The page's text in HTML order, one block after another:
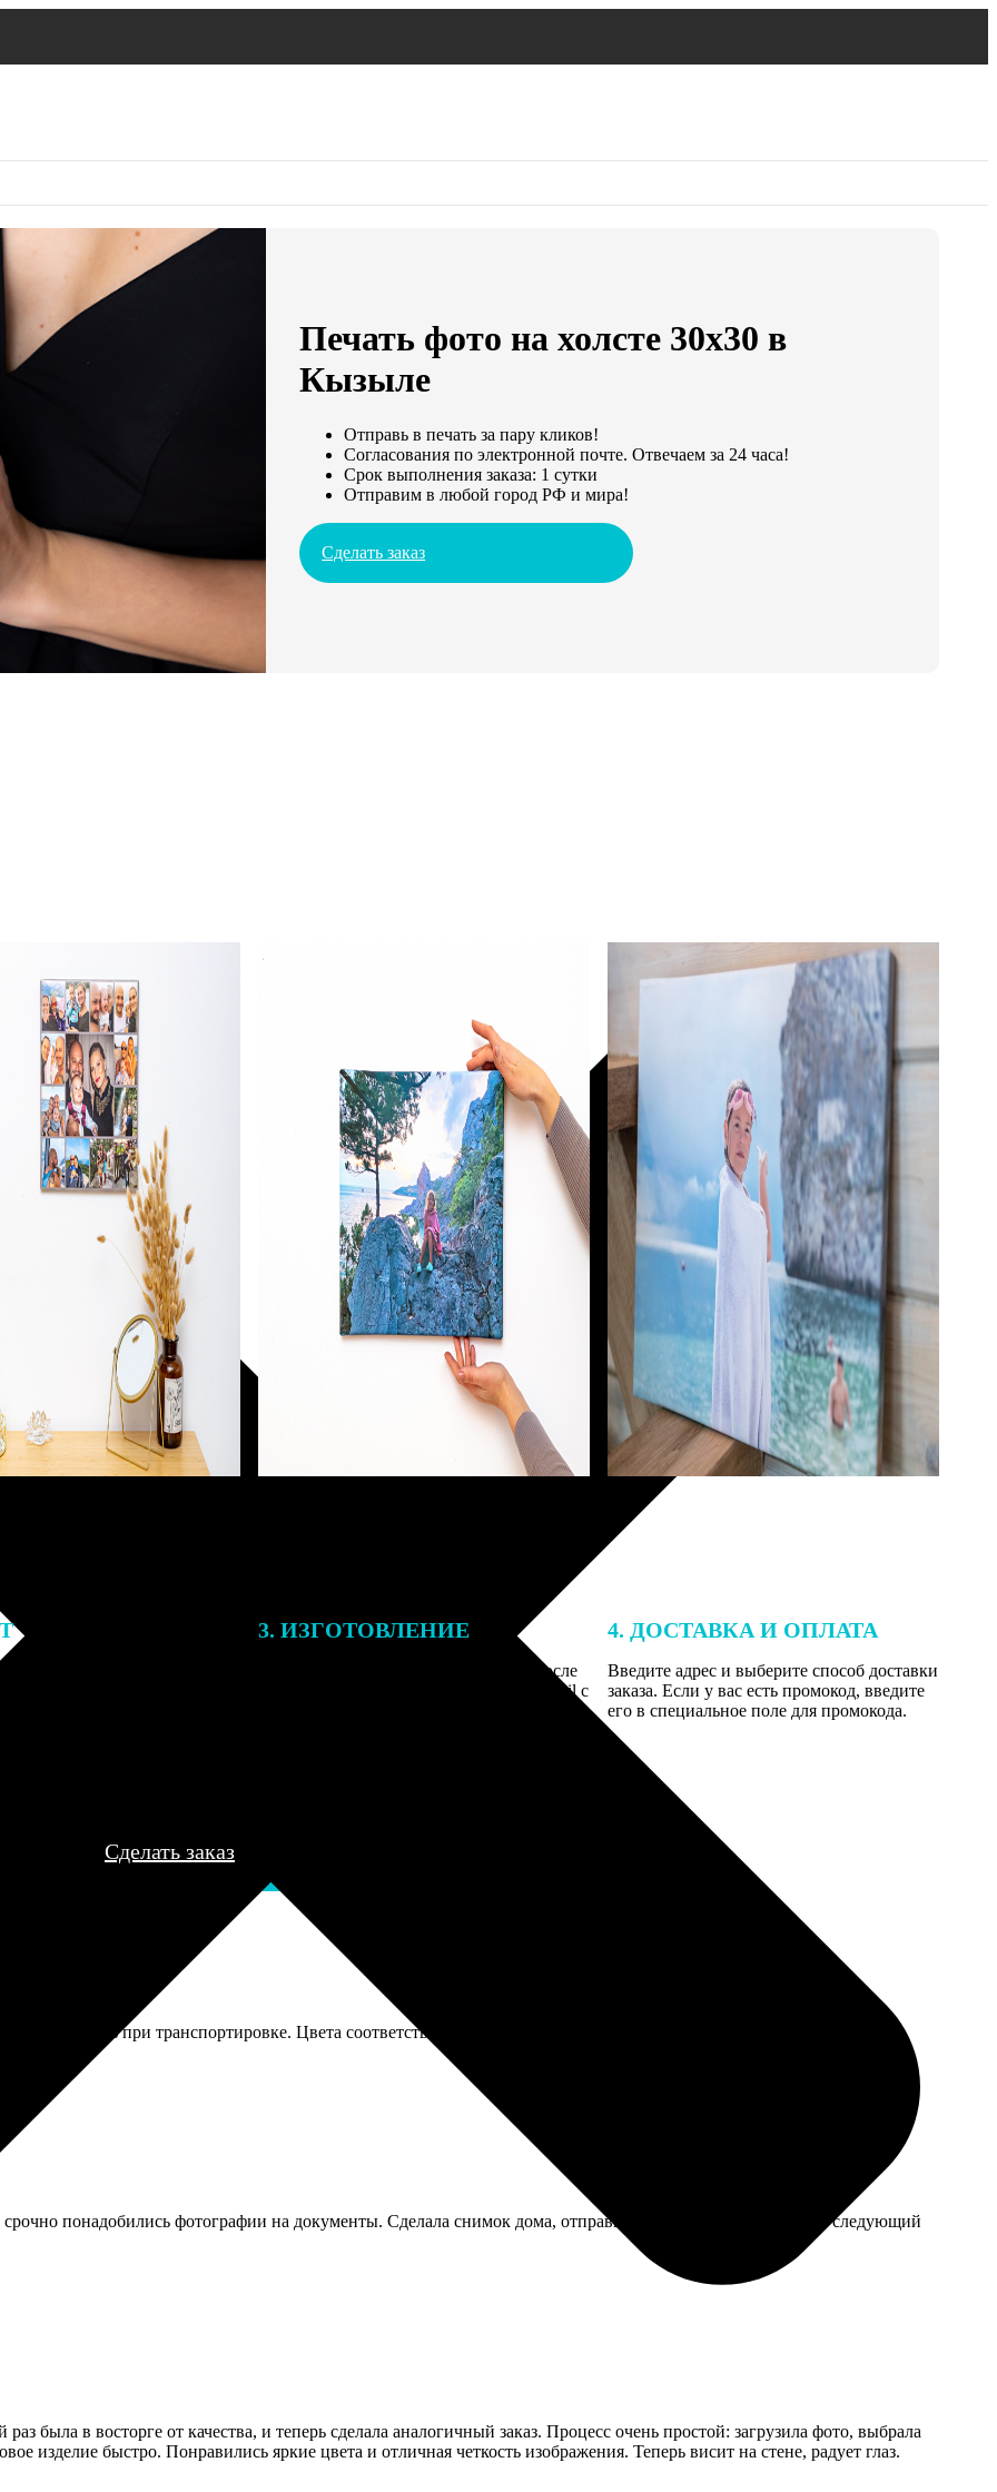
Печать фото на холсте 30х30 в
Кызыле
Отправь в печать за пару кликов!
Согласования по электронной почте. Отвечаем за 24 часа!
Срок выполнения заказа: 1 сутки
Отправим в любой город РФ и мира!
Сделать заказ
заказа к печати
могут связаться с Вами
телефону или email для
деталей.
3. ИЗГОТОВЛЕНИЕ
Оплатите заказ банковской картой. После
оплаты получите подтверждение на email с
4. ДОСТАВКА И ОПЛАТА
Введите адрес и выберите способ доставки
заказа. Если у вас есть промокод, введите
его в специальное поле для промокода.
Сделать заказ
порвалась при транспортировке. Цвета соответствовали файлу.
понадобились фотографии на документы. Сделала снимок дома, отправила, а забрать смогла уже на следующий
была в восторге от качества, и теперь сделала аналогичный заказ. Процесс очень простой: загрузила фото, выбрала
изделие быстро. Понравились яркие цвета и отличная четкость изображения. Теперь висит на стене, радует глаз.